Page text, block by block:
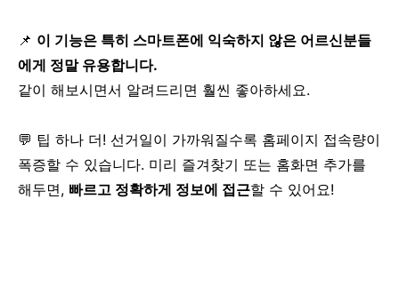
📌 이 기능은 특히 스마트폰에 익숙하지 않은 어르신분들
에게 정말 유용합니다.
같이 해보시면서 알려드리면 훨씬 좋아하세요.
💬 팁 하나 더! 선거일이 가까워질수록 홈페이지 접속량이
폭증할 수 있습니다. 미리 즐겨찾기 또는 홈화면 추가를
해두면, 빠르고 정확하게 정보에 접근할 수 있어요!